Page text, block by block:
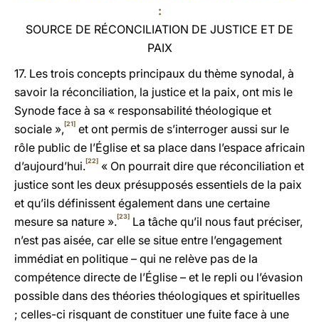
:
SOURCE DE RÉCONCILIATION DE JUSTICE ET DE
PAIX
17. Les trois concepts principaux du thème synodal, à
savoir la réconciliation, la justice et la paix, ont mis le
Synode face à sa « responsabilité théologique et
sociale »,[21] et ont permis de s’interroger aussi sur le
rôle public de l’Église et sa place dans l’espace africain
d’aujourd’hui.[22] « On pourrait dire que réconciliation et
justice sont les deux présupposés essentiels de la paix
et qu’ils définissent également dans une certaine
mesure sa nature ».[23] La tâche qu’il nous faut préciser,
n’est pas aisée, car elle se situe entre l’engagement
immédiat en politique – qui ne relève pas de la
compétence directe de l’Église – et le repli ou l’évasion
possible dans des théories théologiques et spirituelles
; celles-ci risquant de constituer une fuite face à une